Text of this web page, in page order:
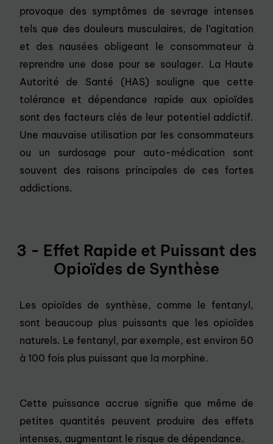
provoque des symptômes de sevrage intenses
tels que des douleurs musculaires, de l’agitation
et des nausées obligeant le consommateur à
reprendre une dose pour se soulager. La Haute
Autorité de Santé (HAS) souligne que cette
tolérance et dépendance rapide aux opioïdes
sont des facteurs clés de leur potentiel addictif.
Une mauvaise utilisation par les consommateurs
ou un surdosage pour auto-médication sont
souvent des raisons principales de ces fortes
addictions.
3 - Effet Rapide et Puissant des
Opioïdes de Synthèse
Les opioïdes de synthèse, comme le fentanyl,
sont beaucoup plus puissants que les opioïdes
naturels. Le fentanyl, par exemple, est environ 50
à 100 fois plus puissant que la morphine.
Cette puissance accrue signifie que même de
petites quantités peuvent produire des effets
intenses, augmentant le risque de dépendance.